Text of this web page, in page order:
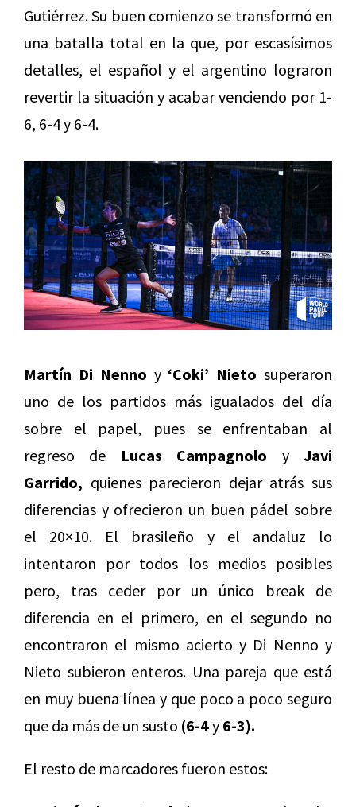
Gutiérrez. Su buen comienzo se transformó en
una batalla total en la que, por escasísimos
detalles, el español y el argentino lograron
revertir la situación y acabar venciendo por 1-
6, 6-4 y 6-4.
Martín Di Nenno y ‘Coki’ Nieto superaron
uno de los partidos más igualados del día
sobre el papel, pues se enfrentaban al
regreso de Lucas Campagnolo yJavi
Garrido, quienes parecieron dejar atrás sus
diferencias y ofrecieron un buen pádel sobre
el 20×10. El brasileño y el andaluz lo
intentaron por todos los medios posibles
pero, tras ceder por un único break de
diferencia en el primero, en el segundo no
encontraron el mismo acierto y Di Nenno y
Nieto subieron enteros. Una pareja que está
en muy buena línea y que poco a poco seguro
que da más de un susto (6-4y 6-3).
El resto de marcadores fueron estos: